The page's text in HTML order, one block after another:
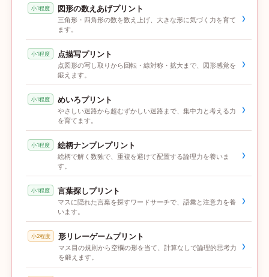
小1程度 図形の数えあげプリント
三角形・四角形の数を数え上げ、大きな形に気づく力を育て
ます。
›
小1程度 点描写プリント
点図形の写し取りから回転・線対称・拡大まで、図形感覚を
鍛えます。
›
小1程度 めいろプリント
やさしい迷路から超むずかしい迷路まで、集中力と考える力
を育てます。
›
小1程度 絵柄ナンプレプリント
絵柄で解く数独で、重複を避けて配置する論理力を養いま
す。
›
小1程度 言葉探しプリント
マスに隠れた言葉を探すワードサーチで、語彙と注意力を養
います。
›
小2程度 形リレーゲームプリント
マス目の規則から空欄の形を当て、計算なしで論理的思考力
を鍛えます。
›